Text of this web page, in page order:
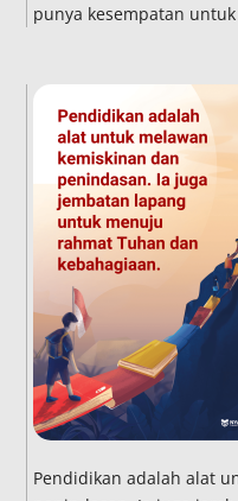
punya kesempatan
Pendidikan adalah alat